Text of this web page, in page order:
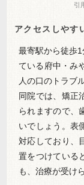
引
アクセスしやす
最寄駅から徒歩
ている府中・み
人の口のトラブ
同院では、矯正
られますので、
いでしょう。表
対応しており、
置をつけている
も、治療が受け